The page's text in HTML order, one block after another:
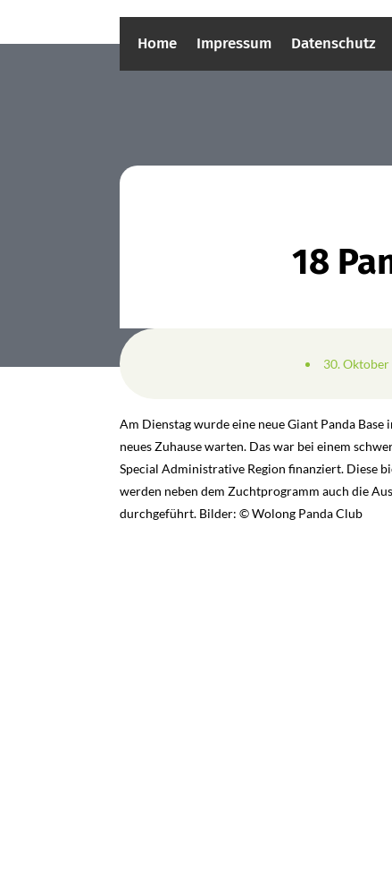
Home Impressum Datenschutz
18
30.
Am Dienstag wurde eine neue Giant Panda
neues Zuhause warten. Das war bei einem
Special Administrative Region finanziert. Diese
werden neben dem Zuchtprogramm auch die
durchgeführt. Bilder: © Wolong Panda Club